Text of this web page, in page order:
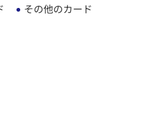
その他のカード